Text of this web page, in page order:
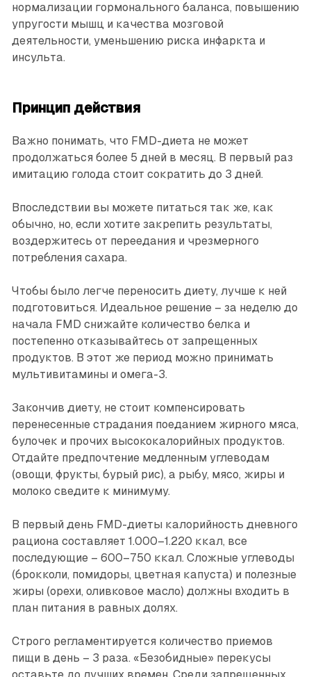
нормализации гормонального баланса, повышению
упругости мышц и качества мозговой
деятельности, уменьшению риска инфаркта и
инсульта.
Принцип действия
Важно понимать, что FMD-диета не может
продолжаться более 5 дней в месяц. В первый раз
имитацию голода стоит сократить до 3 дней.
Впоследствии вы можете питаться так же, как
обычно, но, если хотите закрепить результаты,
воздержитесь от переедания и чрезмерного
потребления сахара.
Чтобы было легче переносить диету, лучше к ней
подготовиться. Идеальное решение – за неделю до
начала FMD снижайте количество белка и
постепенно отказывайтесь от запрещенных
продуктов. В этот же период можно принимать
мультивитамины и омега-3.
Закончив диету, не стоит компенсировать
перенесенные страдания поеданием жирного мяса,
булочек и прочих высококалорийных продуктов.
Отдайте предпочтение медленным углеводам
(овощи, фрукты, бурый рис), а рыбу, мясо, жиры и
молоко сведите к минимуму.
В первый день FMD-диеты калорийность дневного
рациона составляет 1.000–1.220 ккал, все
последующие – 600–750 ккал. Сложные углеводы
(брокколи, помидоры, цветная капуста) и полезные
жиры (орехи, оливковое масло) должны входить в
план питания в равных долях.
Строго регламентируется количество приемов
пищи в день – 3 раза. «Безобидные» перекусы